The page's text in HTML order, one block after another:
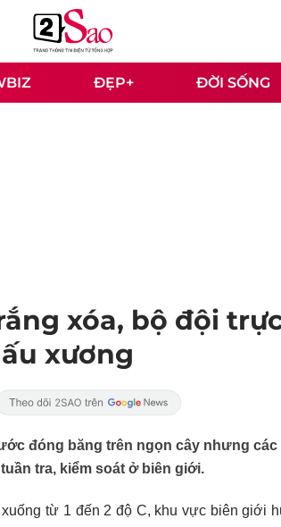
ĐẸP+ ĐỜI SỐNG
xóa, bộ đội
xương
đóng băng trên ngọn cây nhưng
tra, kiểm soát ở biên giới.
xuống từ 1 đến 2 độ C, khu vực biên giới